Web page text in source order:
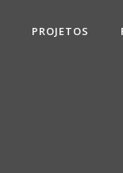
PROJETOS